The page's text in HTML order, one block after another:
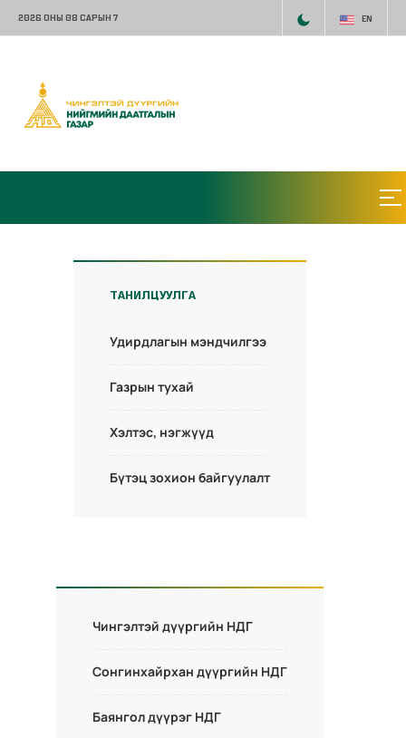
2026 ОНЫ 08 САРЫН 7 EN
ТАНИЛЦУУЛГА
Удирдлагын мэндчилгээ
Газрын тухай
Хэлтэс, нэгжүүд
Бүтэц зохион байгуулалт
Чингэлтэй дүүргийн НДГ
Сонгинхайрхан дүүргийн НДГ
Баянгол дүүрэг НДГ